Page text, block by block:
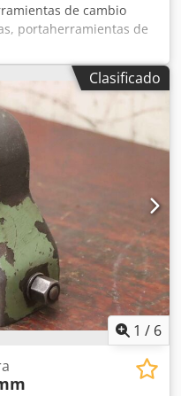
de cambio
portaherramientas de
portabarras de
para
portaherramientas
doble,
portaherramientas
rápido doble,
portaherramientas
cambio rápido
cambio rápido:
taladrado de cambio
alojamiento: ver fotos
sujeción: 59/34 mm -
330/200/Alto
Clasificado
1 / 6